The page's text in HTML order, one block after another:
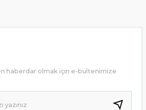
bozuk veya görüntülenemiyor.
bulunuyor.
daha pahalı.
alternatifler olmalı.
haberdar olmak için e-bültenimize